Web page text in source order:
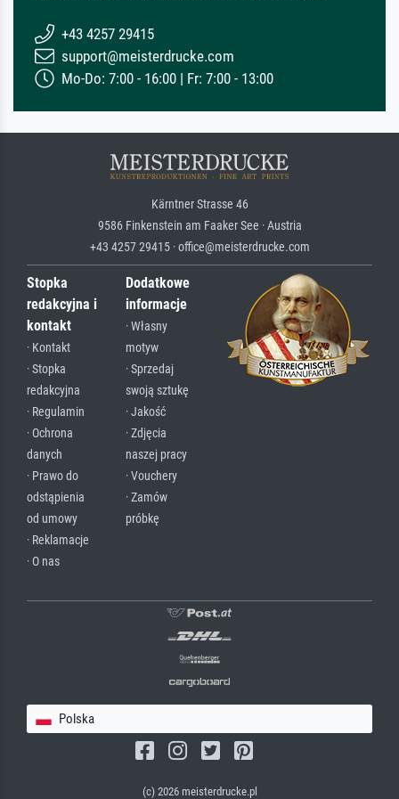
+43 4257 29415
support@meisterdrucke.com
Mo-Do: 7:00 - 16:00 | Fr: 7:00 - 13:00
Kärntner Strasse 46
9586 Finkenstein am Faaker See · Austria
+43 4257 29415 · office@meisterdrucke.com
Stopka
redakcyjna i
kontakt
· Kontakt
· Stopka
redakcyjna
· Regulamin
· Ochrona
danych
· Prawo do
odstąpienia
od umowy
· Reklamacje
· O nas
Dodatkowe
informacje
· Własny
motyw
· Sprzedaj
swoją sztukę
· Jakość
· Zdjęcia
naszej pracy
· Vouchery
· Zamów
próbkę
Polska
(c) 2026 meisterdrucke.pl